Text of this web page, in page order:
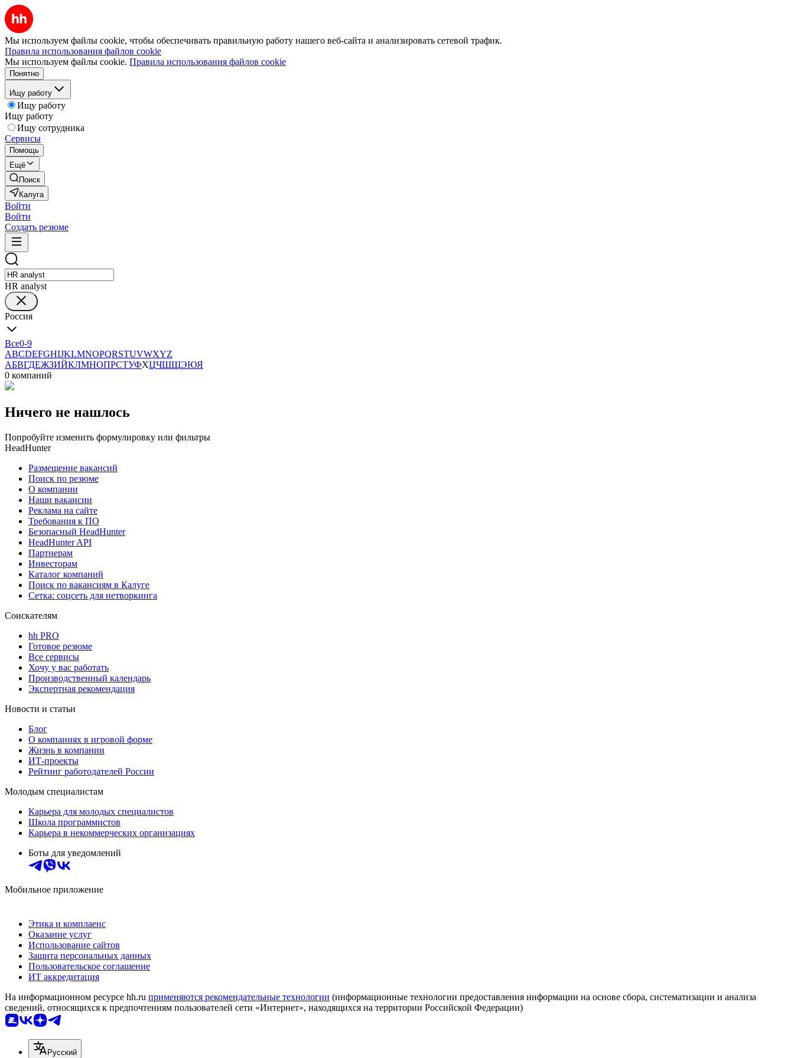
Мы используем файлы cookie, чтобы обеспечивать правильную работу нашего веб-сайта и анализировать сетевой трафик.
Правила использования файлов cookie
Мы используем файлы cookie. Правила использования файлов cookie
Понятно
Ищу работу
Ищу работу
Ищу работу
Ищу сотрудника
Сервисы
Помощь
Ещё
Поиск
Калуга
Войти
Войти
Создать резюме
HR analyst
Россия
Все0-9
ABCDEFGHIJKLMNOPQRSTUVWXYZ
АБВГДЕЖЗИЙКЛМНОПРСТУФХЦЧШЩЭЮЯ
0 компаний
Ничего не нашлось
Попробуйте изменить формулировку или фильтры
HeadHunter
Размещение вакансий
Поиск по резюме
О компании
Наши вакансии
Реклама на сайте
Требования к ПО
Безопасный HeadHunter
HeadHunter API
Партнерам
Инвесторам
Каталог компаний
Поиск по вакансиям в Калуге
Сетка: соцсеть для нетворкинга
Соискателям
hh PRO
Готовое резюме
Все сервисы
Хочу у вас работать
Производственный календарь
Экспертная рекомендация
Новости и статьи
Блог
О компаниях в игровой форме
Жизнь в компании
ИТ-проекты
Рейтинг работодателей России
Молодым специалистам
Карьера для молодых специалистов
Школа программистов
Карьера в некоммерческих организациях
Боты для уведомлений
Мобильное приложение
Этика и комплаенс
Оказание услуг
Использование сайтов
Защита персональных данных
Пользовательское соглашение
ИТ аккредитация
На информационном ресурсе hh.ru применяются рекомендательные технологии (информационные технологии предоставления информации на основе сбора, систематизации и анализа
сведений, относящихся к предпочтениям пользователей сети «Интернет», находящихся на территории Российской Федерации)
Русский